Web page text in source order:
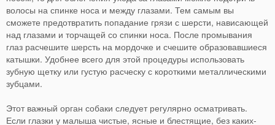
волосы на спинке носа и между глазами. Тем самым вы
сможете предотвратить попадание грязи с шерсти, нависающей
над глазами и торчащей со спинки носа. После промывания
глаз расчешите шерсть на мордочке и счешите образовавшиеся
катышки. Удобнее всего для этой процедуры использовать
зубную щетку или густую расческу с короткими металлическими
зубцами.
Этот важный орган собаки следует регулярно осматривать.
Если глазки у малыша чистые, ясные и блестящие, без каких-